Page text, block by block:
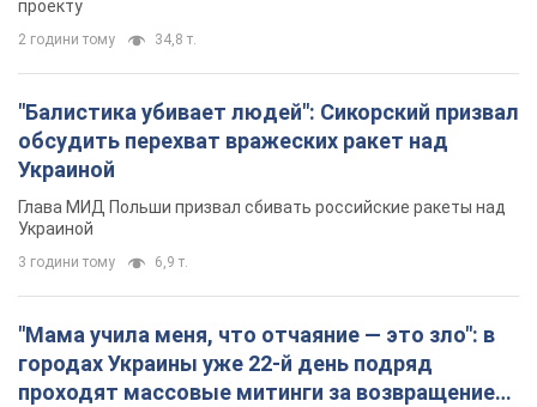
проекту
2 години тому 34,8 т.
"Балистика убивает людей": Сикорский призвал
обсудить перехват вражеских ракет над
Украиной
Глава МИД Польши призвал сбивать российские ракеты над
Украиной
3 години тому 6,9 т.
"Мама учила меня, что отчаяние — это зло": в
городах Украины уже 22-й день подряд
проходят массовые митинги за возвращение